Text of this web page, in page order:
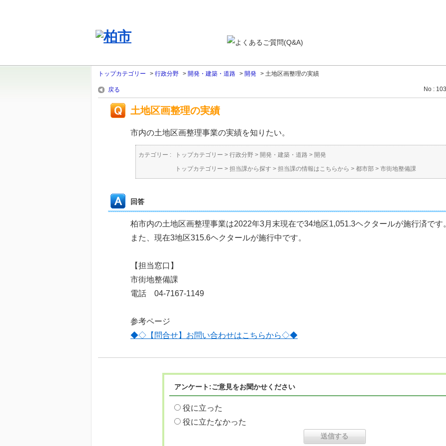
トップカテゴリー > 行政分野 > 開発・建築・道路 > 開発 > 土地区画整理の実績
戻る No :
土地区画整理の実績
市内の土地区画整理事業の実績を知りたい。
カテゴリー : トップカテゴリー > 行政分野 > 開発・建築・道路 > 開発
トップカテゴリー > 担当課から探す > 担当課の情報はこちらから > 都市部 > 市街地整備課
回答
柏市内の土地区画整理事業は2022年3月末現在で34地区1,051.3ヘクタールが施行済です
また、現在3地区315.6ヘクタールが施行中です。
【担当窓口】
市街地整備課
電話 04-7167-1149
参考ページ
◆◇【問合せ】お問い合わせはこちらから◇◆
アンケート:ご意見をお聞かせください
役に立った
役に立たなかった